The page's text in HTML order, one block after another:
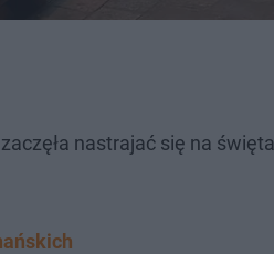
nastrajać się na